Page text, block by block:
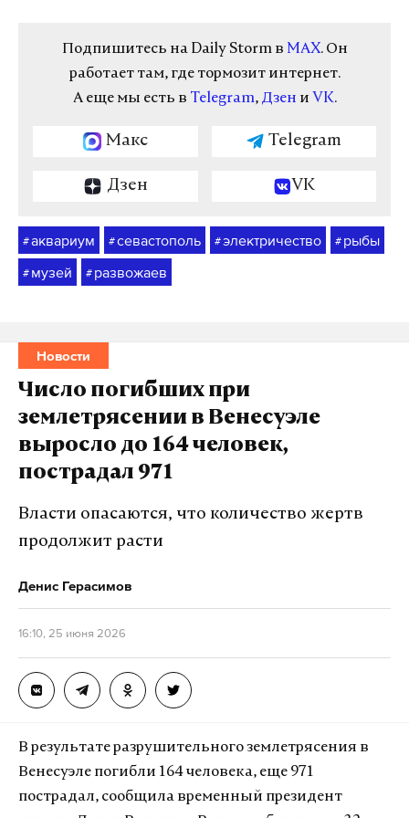
Подпишитесь на Daily Storm в MAX. Он
работает там, где тормозит интернет.
А еще мы есть в Telegram, Дзен и VK.
Макс Telegram
Дзен VK
#аквариум #севастополь #электричество # рыбы
# музей # развожаев
Новости
Число погибших при
землетрясении в Венесуэле
выросло до 164 человек,
пострадал 971
Власти опасаются, что количество жертв
продолжит расти
Денис Герасимов
16:10, 25 июня 2026
В результате разрушительного землетрясения в
Венесуэле погибли 164 человека, еще 971
пострадал, сообщила временный президент